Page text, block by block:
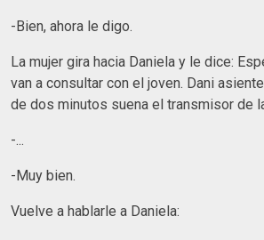
-Bien, ahora le digo.
La mujer gira hacia Daniela y le dice:
van a consultar con el joven. Dani
de dos minutos suena el transmisor de
-...
-Muy bien.
Vuelve a hablarle a Daniela: